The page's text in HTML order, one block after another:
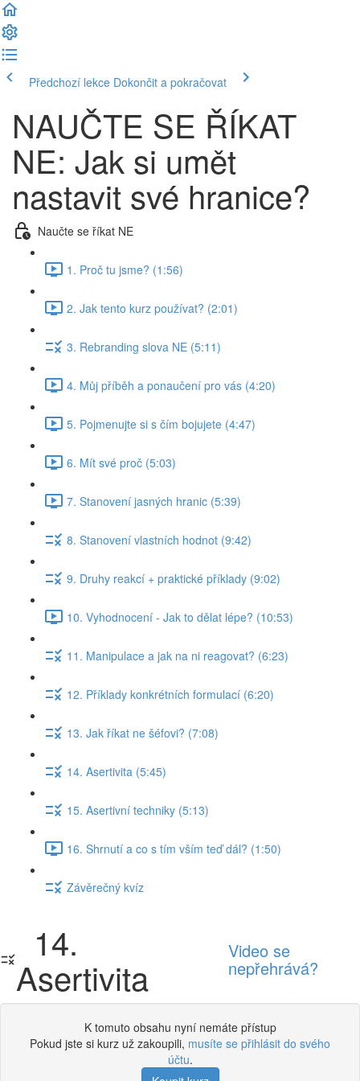
Předchozí lekce Dokončit a pokračovat
NAUČTE SE ŘÍKAT
NE: Jak si umět
nastavit své hranice?
Naučte se říkat NE
1. Proč tu jsme? (1:56)
2. Jak tento kurz používat? (2:01)
3. Rebranding slova NE (5:11)
4. Můj příběh a ponaučení pro vás (4:20)
5. Pojmenujte si s čím bojujete (4:47)
6. Mít své proč (5:03)
7. Stanovení jasných hranic (5:39)
8. Stanovení vlastních hodnot (9:42)
9. Druhy reakcí + praktické příklady (9:02)
10. Vyhodnocení - Jak to dělat lépe? (10:53)
11. Manipulace a jak na ni reagovat? (6:23)
12. Příklady konkrétních formulací (6:20)
13. Jak říkat ne šéfovi? (7:08)
14. Asertivita (5:45)
15. Asertivní techniky (5:13)
16. Shrnutí a co s tím vším teď dál? (1:50)
Závěrečný kvíz
14.
Asertivita
Video se
nepřehrává?
K tomuto obsahu nyní nemáte přístup
Pokud jste si kurz už zakoupili, musíte se přihlásit do svého
účtu.